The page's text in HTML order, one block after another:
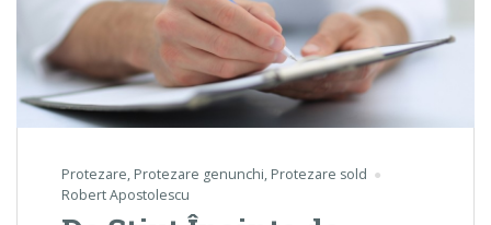
Protezare, Protezare genunchi, Protezare sold
Robert Apostolescu